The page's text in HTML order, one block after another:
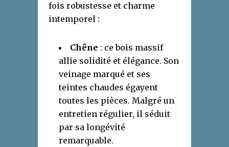
fois robustesse et charme
intemporel :
Chêne : ce bois massif
allie solidité et élégance. Son
veinage marqué et ses
teintes chaudes égayent
toutes les pièces. Malgré un
entretien régulier, il séduit
par sa longévité
remarquable.